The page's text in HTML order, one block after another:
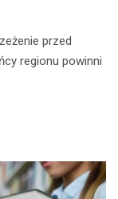
przed
regionu powinni